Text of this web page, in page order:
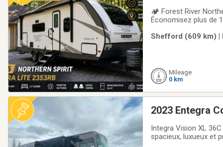
🏕️ Forest River
Économisez plus de
modèle 2026
Shefford (609 km) |
Mileage
0 km
2023 Entegra
Integra Vision XL
spacieux, luxueux et